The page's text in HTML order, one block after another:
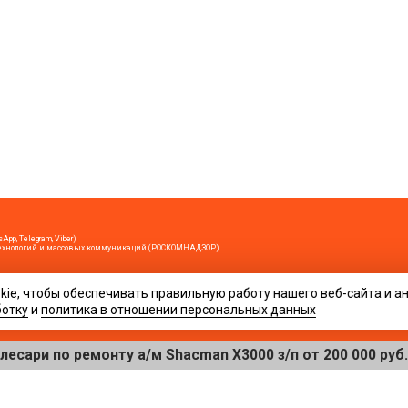
ремонту а/м Shacman X3000 з/п от 200 000 руб. в
Telegram, Viber)
и массовых коммуникаций (РОСКОМНАДЗОР)
возможно только при условии гиперссылки на сайт www.evahta.ru
не может нести ответственность за их содержание.
к определенному полу (мужскому или женскому), вы можете претендовать независимо от
сетевой трафик.
чтобы обеспечивать правильную работу нашего веб-сайта и
и политика в отношении персональных данных